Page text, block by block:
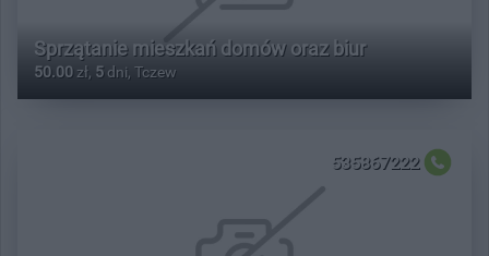
Sprzątanie mieszkań domów oraz biur
50.00 zł, 5 dni, Tczew
535867222